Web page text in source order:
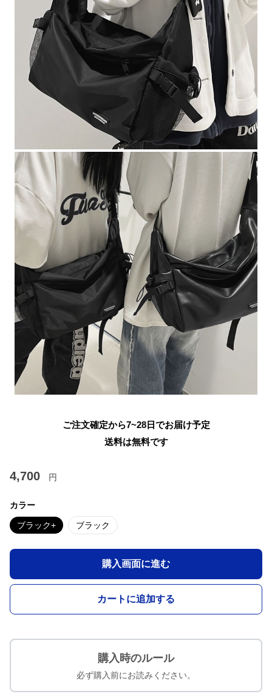
ご注文確定から7~28日でお届け予定
送料は無料です
4,700 円
カラー
ブラック+ ブラック
購入画面に進む
カートに追加する
購入時のルール
必ず購入前にお読みください。